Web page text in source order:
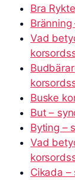
Bra
Vad
Buske
But –
Byting –
Vad
Cikada